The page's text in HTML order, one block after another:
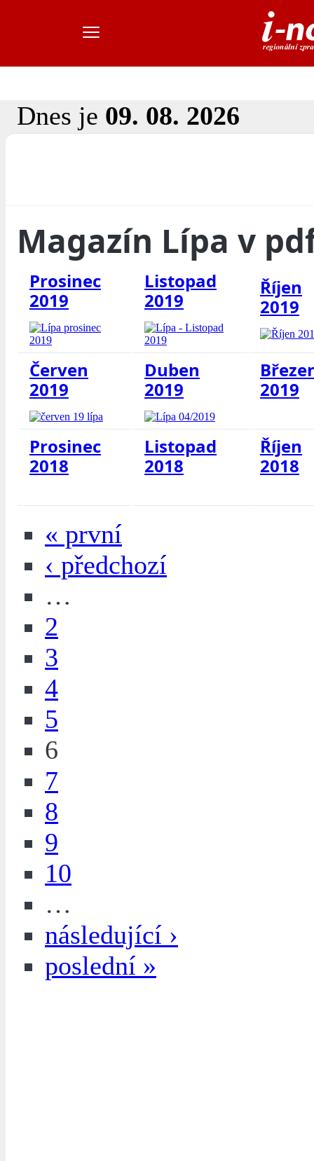
Dnes je 09. 08. 2026
Magazín Lípa v
Prosinec
2019
Listopad
2019
Říjen
2019
Červen
2019
Duben
2019
2019
Prosinec
2018
Listopad
2018
Říjen
2018
« první
‹ předchozí
…
2
3
4
5
6
7
8
9
10
…
následující ›
poslední »